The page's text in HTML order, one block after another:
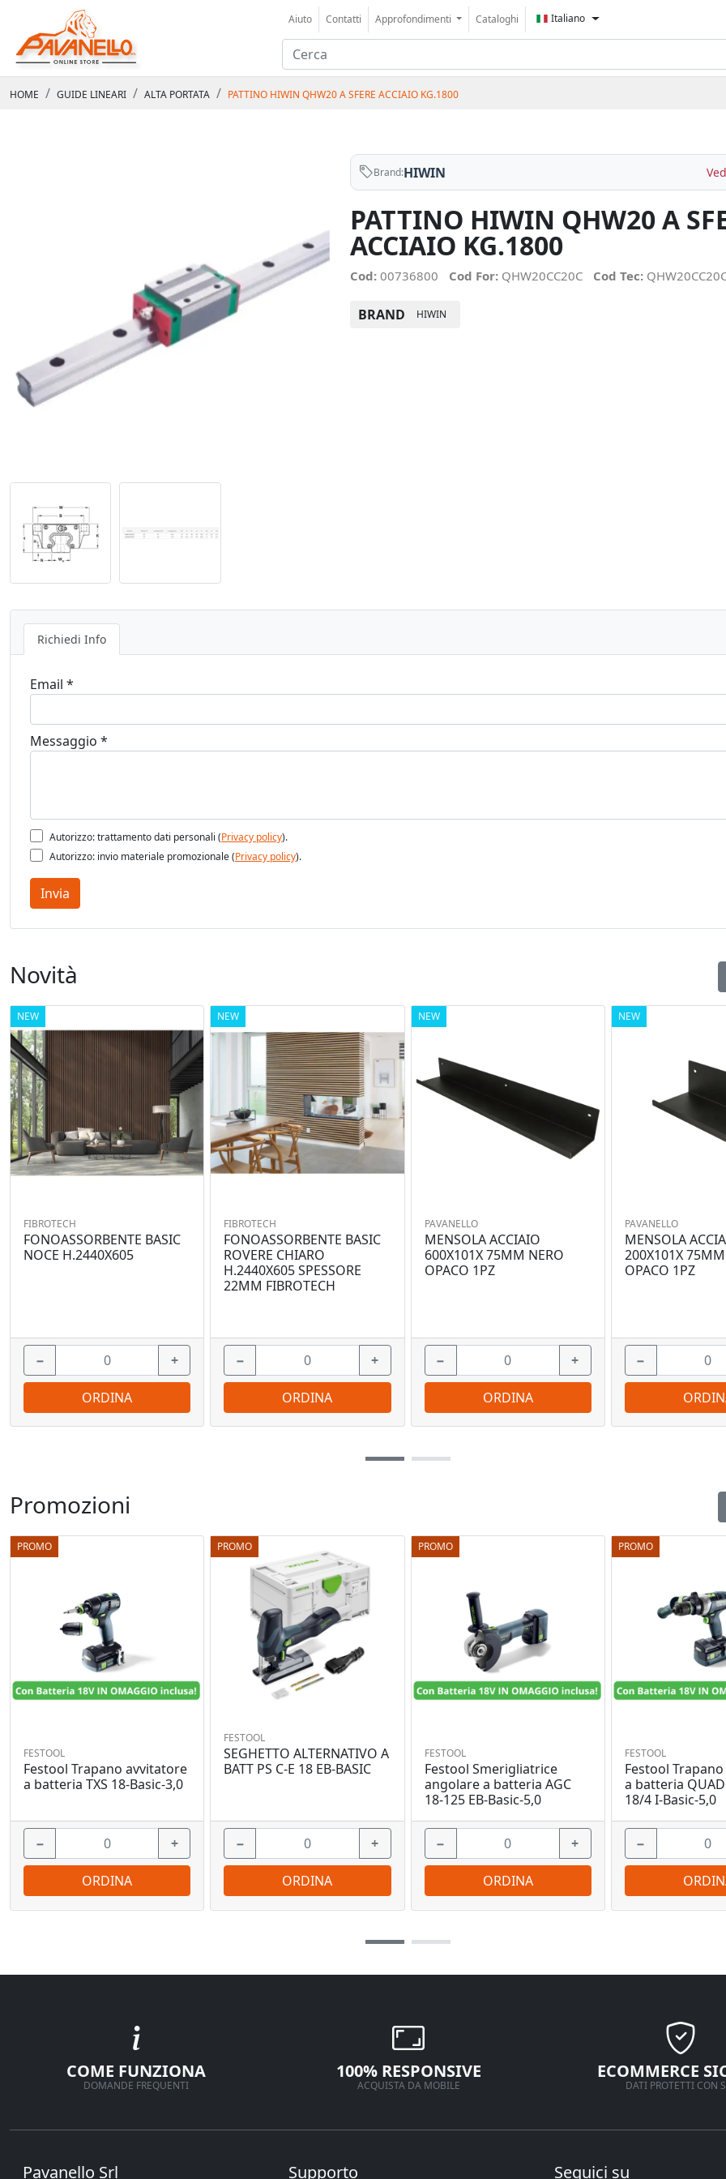
Aiuto Contatti Approfondimenti Cataloghi Italiano
HOME GUIDE LINEARI ALTA PORTATA PATTINO HIWIN QHW20 A SFERE ACCIAIO KG.1800
Brand:HIWIN
PATTINO HIWIN QHW20 A
ACCIAIO KG.1800
Cod: 00736800 Cod For: QHW20CC20C Cod Tec:
BRAND HIWIN
Richiedi Info
Email *
Messaggio *
Autorizzo: trattamento dati personali (Privacy policy).
Autorizzo: invio materiale promozionale (Privacy policy).
Invia
Promozioni
PROMO
FESTOOL
Festool Trapano avvitatore
a batteria TXS 18-Basic-3,0
− +
ORDINA
PROMO
FESTOOL
SEGHETTO ALTERNATIVO A
BATT PS C-E 18 EB-BASIC
− +
ORDINA
PROMO
FESTOOL
Festool Smerigliatrice
angolare a batteria AGC
18-125 EB-Basic-5,0
− +
ORDINA
PROMO
FESTOOL
Festool
a batteria
18/4 I-Basic-5,0
−
Novità
NEW
FIBROTECH
FONOASSORBENTE BASIC
NOCE H.2440X605
− +
ORDINA
NEW
FIBROTECH
FONOASSORBENTE BASIC
ROVERE CHIARO
H.2440X605 SPESSORE
22MM FIBROTECH
− +
ORDINA
NEW
PAVANELLO
MENSOLA ACCIAIO
600X101X 75MM NERO
OPACO 1PZ
− +
ORDINA
NEW
PAVANELLO
MENSOLA
200X101X
OPACO 1PZ
−
COME FUNZIONA
DOMANDE FREQUENTI
100% RESPONSIVE
ACQUISTA DA MOBILE
ECOMMERCE
DATI PROTETTI CON
Pavanello Srl Supporto Seguici su